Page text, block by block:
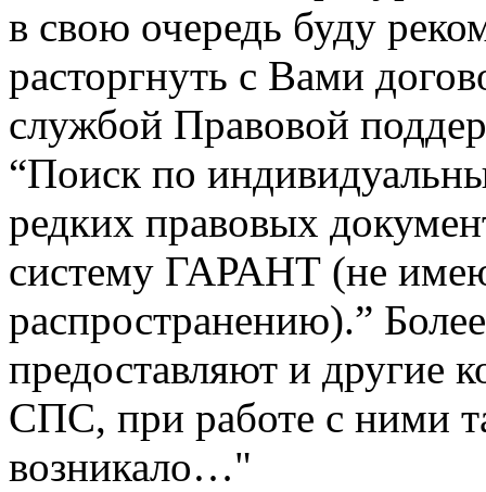
в свою очередь буду
расторгнуть с Вами
службой Правовой
“Поиск по
редких правовых
систему ГАРАНТ (не
распространению).”
предоставляют и другие
СПС, при работе с ними
возникало…"